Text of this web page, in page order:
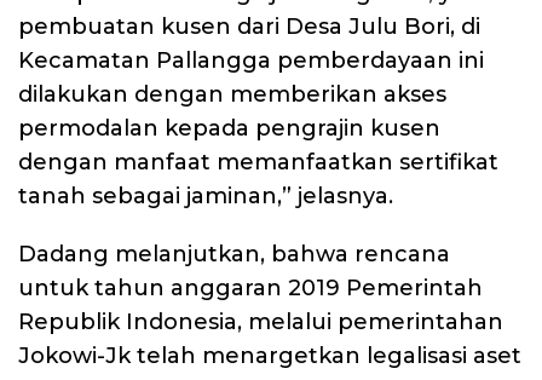
pembuatan kusen dari Desa Julu Bori, di
Kecamatan Pallangga pemberdayaan ini
dilakukan dengan memberikan akses
permodalan kepada pengrajin kusen
dengan manfaat memanfaatkan sertifikat
tanah sebagai jaminan,” jelasnya.
Dadang melanjutkan, bahwa rencana
untuk tahun anggaran 2019 Pemerintah
Republik Indonesia, melalui pemerintahan
Jokowi-Jk telah menargetkan legalisasi aset